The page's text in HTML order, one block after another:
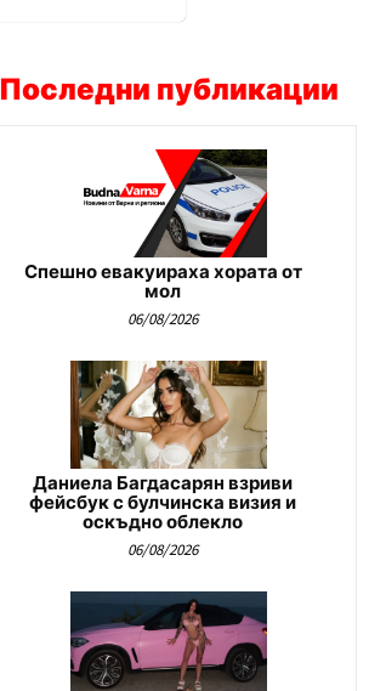
Последни публикации
Спешно евакуираха хората от
мол
06/08/2026
Даниела Багдасарян взриви
фейсбук с булчинска визия и
оскъдно облекло
06/08/2026